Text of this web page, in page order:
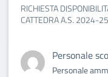
RICHIESTA
CATTEDRA A.S. 2024-25
Personale
Personale